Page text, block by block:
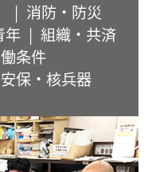
消防・防災
年
組織・共済
条件
保・核兵器